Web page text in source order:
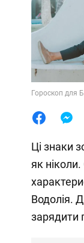
Гороскоп для
Ці знаки
як
Водолія.
зарядити